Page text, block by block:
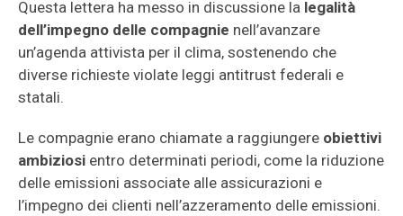
Questa lettera ha messo in discussione la legalità
dell’impegno delle compagnie nell’avanzare
un’agenda attivista per il clima, sostenendo che
diverse richieste violate leggi antitrust federali e
statali.
Le compagnie erano chiamate a raggiungere obiettivi
ambiziosi entro determinati periodi, come la riduzione
delle emissioni associate alle assicurazioni e
l’impegno dei clienti nell’azzeramento delle emissioni.